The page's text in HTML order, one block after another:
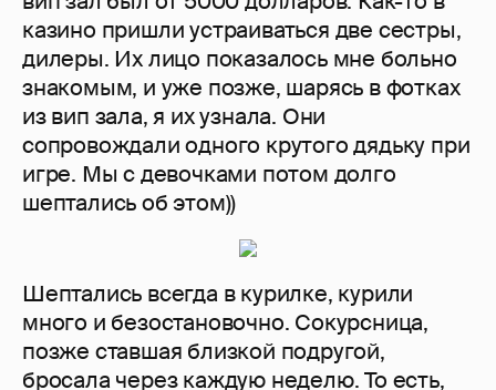
казино пришли устраиваться две сестры,
дилеры. Их лицо показалось мне больно
знакомым, и уже позже, шарясь в фотках
из вип зала, я их узнала. Они
сопровождали одного крутого дядьку при
игре. Мы с девочками потом долго
шептались об этом))
Шептались всегда в курилке, курили
много и безостановочно. Сокурсница,
позже ставшая близкой подругой,
бросала через каждую неделю. То есть,